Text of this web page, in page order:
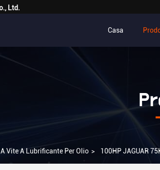
Ltd.
Casa
Vite A Lubrificante Per Olio > 100HP JAGUAR